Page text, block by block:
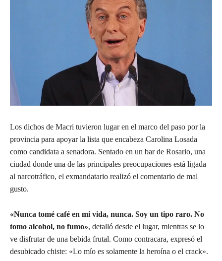
Los dichos de Macri tuvieron lugar en el marco del paso por la
provincia para apoyar la lista que encabeza Carolina Losada
como candidata a senadora. Sentado en un bar de Rosario, una
ciudad donde una de las principales preocupaciones está ligada
al narcotráfico, el exmandatario realizó el comentario de mal
gusto.
«Nunca tomé café en mi vida, nunca. Soy un tipo raro. No
tomo alcohol, no fumo», detalló desde el lugar, mientras se lo
ve disfrutar de una bebida frutal. Como contracara, expresó el
desubicado chiste: «Lo mío es solamente la heroína o el crack».